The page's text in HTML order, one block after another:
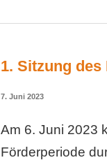
1. Sitzung
7. Juni 2023
Am 6. Juni 2023
Förderperiode